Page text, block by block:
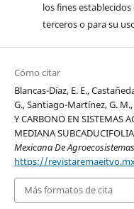
los fines
terceros o para su
Cómo citar
Blancas-Díaz, E. E.,
G., Santiago-Martínez, G.
Y CARBONO EN SISTEMAS
MEDIANA
Mexicana De Agroecosistemas
https://
Más formatos de cita